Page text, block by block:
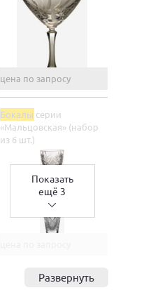
цена по запросу
Бокалы серии
«Мальцовская» (набор
из 6 шт.)
Показать
ещё 3
Развернуть